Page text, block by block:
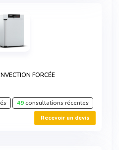
FORCÉE
49consultations récentes
Recevoir un devis